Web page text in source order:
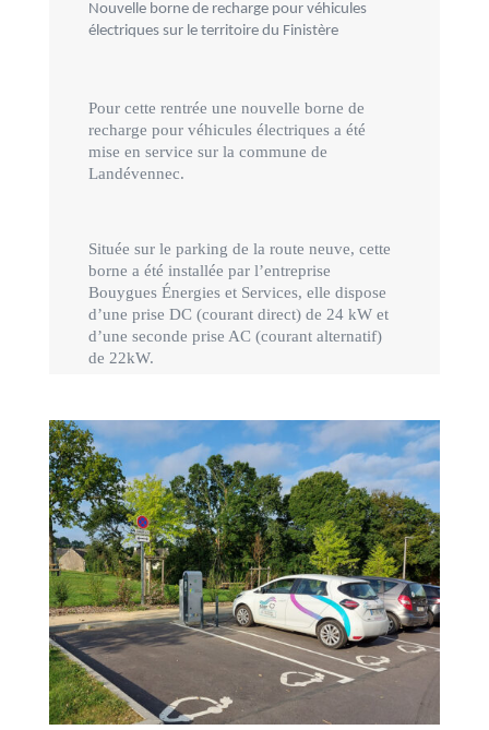
Nouvelle borne de recharge pour véhicules
électriques sur le territoire du Finistère
Pour cette rentrée une nouvelle borne de
recharge pour véhicules électriques a été
mise en service sur la commune de
Landévennec.
Située sur le parking de la route neuve, cette
borne a été installée par l’entreprise
Bouygues Énergies et Services, elle dispose
d’une prise DC (courant direct) de 24 kW et
d’une seconde prise AC (courant alternatif)
de 22kW.